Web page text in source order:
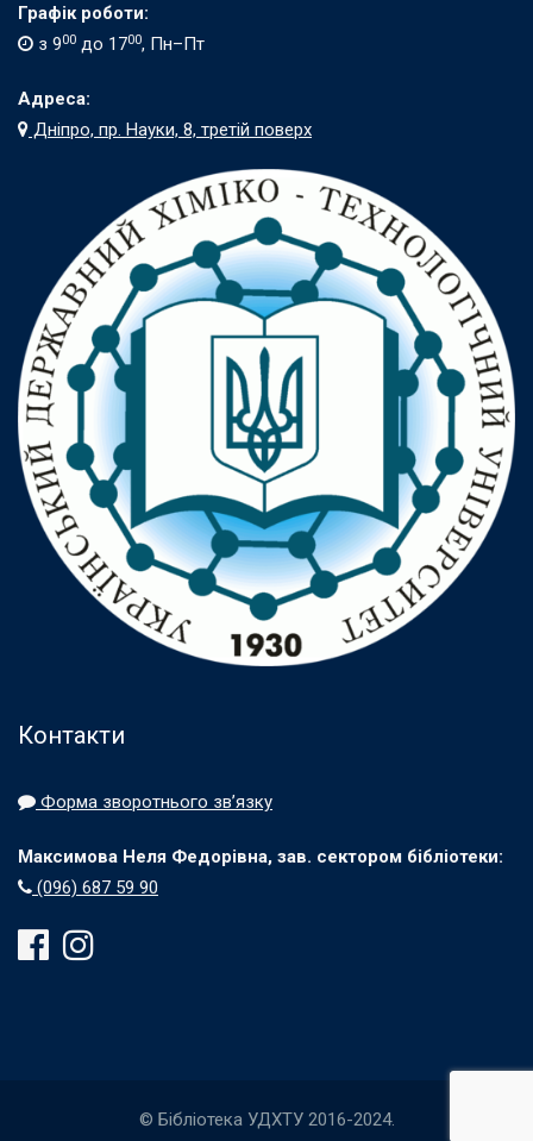
Графік роботи:
з 900 до 1700, Пн–Пт
Адреса:
Дніпро, пр. Науки, 8, третій поверх
Контакти
Форма зворотнього зв’язку
Максимова Неля Федорівна, зав. сектором бібліотеки:
(096) 687 59 90
© Бібліотека УДХТУ 2016-2024.